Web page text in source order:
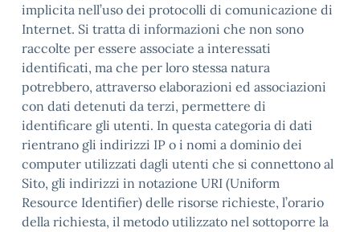
implicita nell’uso dei protocolli di comunicazione di
Internet. Si tratta di informazioni che non sono
raccolte per essere associate a interessati
identificati, ma che per loro stessa natura
potrebbero, attraverso elaborazioni ed associazioni
con dati detenuti da terzi, permettere di
identificare gli utenti. In questa categoria di dati
rientrano gli indirizzi IP o i nomi a dominio dei
computer utilizzati dagli utenti che si connettono al
Sito, gli indirizzi in notazione URI (Uniform
Resource Identifier) delle risorse richieste, l’orario
della richiesta, il metodo utilizzato nel sottoporre la